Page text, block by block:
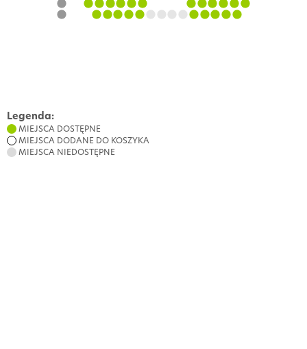
Legenda:
MIEJSCA DOSTĘPNE
MIEJSCA DODANE DO KOSZYKA
MIEJSCA NIEDOSTĘPNE